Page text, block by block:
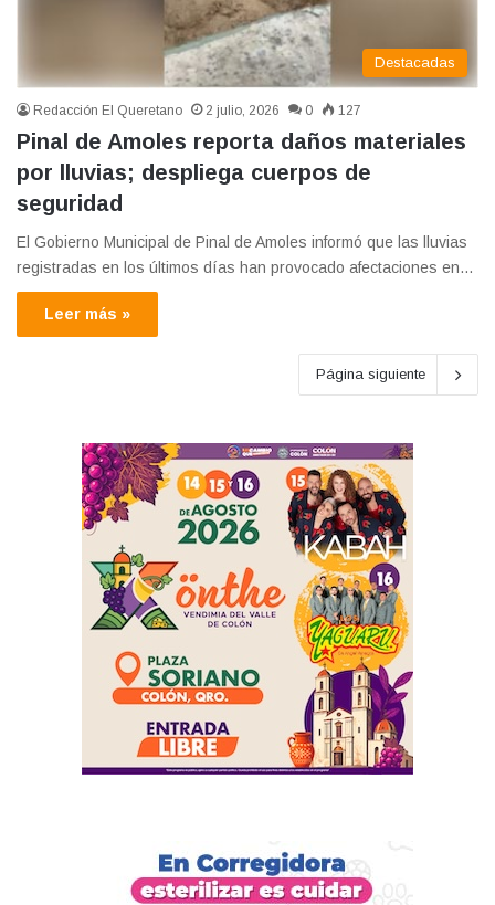
Destacadas
Redacción El Queretano 2 julio, 2026 0 127
Pinal de Amoles reporta daños materiales
por lluvias; despliega cuerpos de
seguridad
El Gobierno Municipal de Pinal de Amoles informó que las lluvias
registradas en los últimos días han provocado afectaciones en…
Leer más »
Página siguiente